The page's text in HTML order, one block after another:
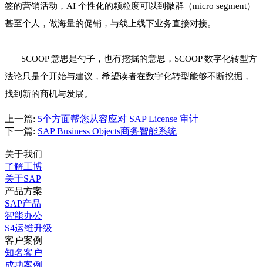
签的营销活动，AI 个性化的颗粒度可以到微群（micro segment）
甚至个人，做海量的促销，与线上线下业务直接对接。
SCOOP 意思是勺子，也有挖掘的意思，SCOOP 数字化转型方
法论只是个开始与建议，希望读者在数字化转型能够不断挖掘，
找到新的商机与发展。
上一篇: 5个方面帮您从容应对 SAP License 审计
下一篇: SAP Business Objects商务智能系统
关于我们
了解工博
关于SAP
产品方案
SAP产品
智能办公
S4运维升级
客户案例
知名客户